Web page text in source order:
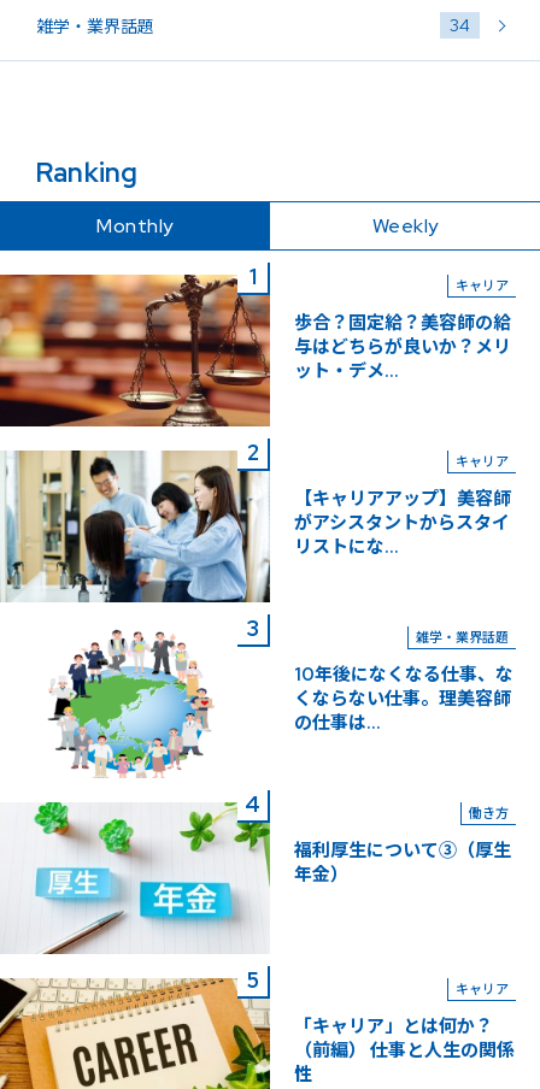
雑学・業界話題 34
Ranking
Monthly Weekly
キャリア
歩合？固定給？美容師の給
与はどちらが良いか？メリ
ット・デメ...
キャリア
【キャリアアップ】美容師
がアシスタントからスタイ
リストにな...
雑学・業界話題
10年後になくなる仕事、な
くならない仕事。理美容師
の仕事は...
働き方
福利厚生について③（厚生
年金）
キャリア
「キャリア」とは何か？
（前編） 仕事と人生の関係
性